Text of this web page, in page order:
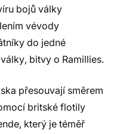
bojů války
vévody
do jedné
bitvy o Ramillies.
přesouvají směrem
britské flotily
který je téměř